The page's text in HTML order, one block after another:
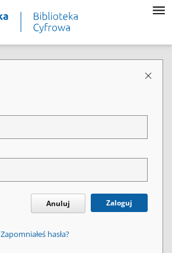
Anuluj Zaloguj
Zapomniałeś hasła?